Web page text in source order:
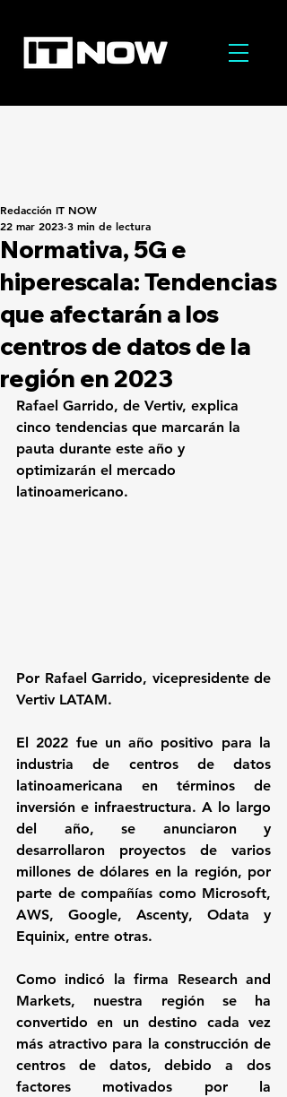
Normativa, 5G e
hiperescala: Tendencias
que afectarán a los
centros de datos de la
región en 2023
Redacción IT NOW
22 mar 2023 3 min de lectura
Rafael Garrido, de Vertiv, explica
cinco tendencias que marcarán la
pauta durante este año y
optimizarán el mercado
latinoamericano.
Por Rafael Garrido, vicepresidente de
Vertiv LATAM.
El 2022 fue un año positivo para la
industria de centros de datos
latinoamericana en términos de
inversión e infraestructura. A lo largo
del año, se anunciaron y
desarrollaron proyectos de varios
millones de dólares en la región, por
parte de compañías como Microsoft
AWS, Google, Ascenty, Odata
Equinix, entre otras.
Como indicó la firma Research and
Markets, nuestra región se ha
convertido en un destino cada vez
más atractivo para la construcción de
centros de datos, debido a dos
factores motivados por la